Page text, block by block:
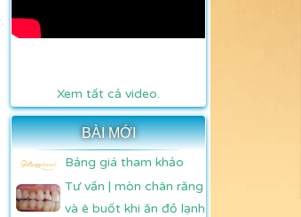
Xem tất cả video.
BÀI MỚI
Bảng giá tham khảo
Tư vấn | mòn chân răng
và ê buốt khi ăn đồ lạnh